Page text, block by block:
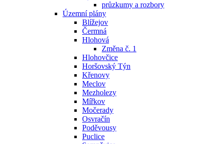
průzkumy a rozbory
Územní plány
Blížejov
Čermná
Hlohová
Změna č. 1
Hlohovčice
Horšovský Týn
Křenovy
Meclov
Mezholezy
Mířkov
Močerady
Osvračín
Poděvousy
Puclice